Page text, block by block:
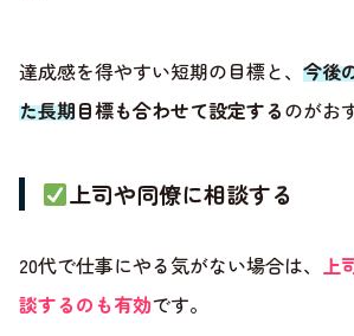
達成感を得やすい短期の目標と、 今後
た長期目標も合わせて設定するのがお
上司や同僚に相談する
20代で仕事にやる気がない場合は、
上
談するのも有効です。